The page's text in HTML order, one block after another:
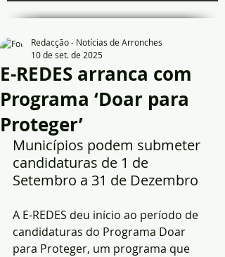
E-REDES arranca com
Programa ‘Doar para
Proteger’
Redacção - Notícias de Arronches
10 de set. de 2025
Municípios podem submeter
candidaturas de 1 de
Setembro a 31 de Dezembro
A E-REDES deu início ao período de
candidaturas do Programa Doar
para Proteger, um programa que